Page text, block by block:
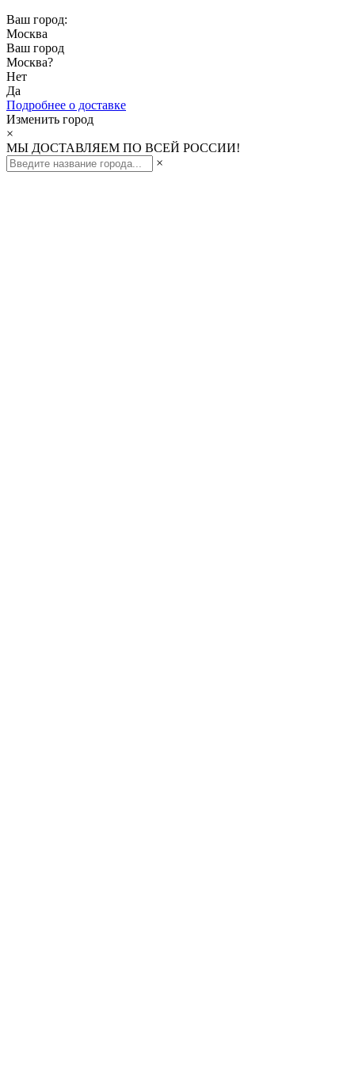
Ваш город:
Москва
Ваш город
Москва?
Нет
Да
Подробнее о доставке
Изменить город
×
МЫ ДОСТАВЛЯЕМ ПО ВСЕЙ РОССИИ!
×